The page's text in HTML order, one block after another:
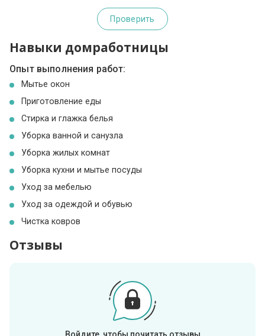
Проверить
Навыки домработницы
Опыт выполнения работ:
Мытье окон
Приготовление еды
Стирка и глажка белья
Уборка ванной и санузла
Уборка жилых комнат
Уборка кухни и мытье посуды
Уход за мебелью
Уход за одеждой и обувью
Чистка ковров
Отзывы